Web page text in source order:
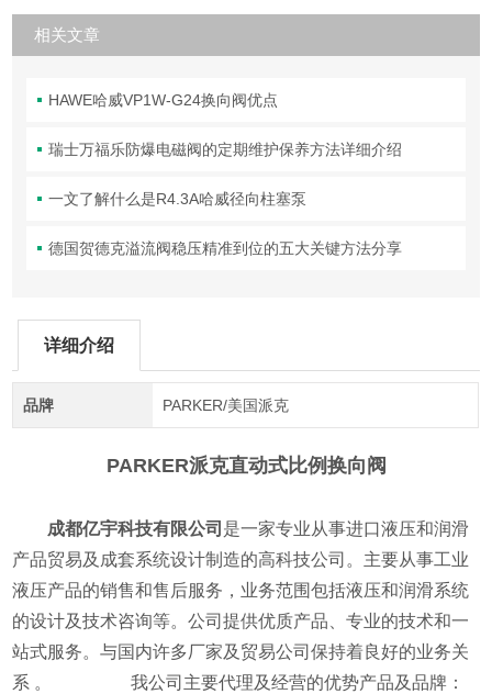
相关文章
HAWE哈威VP1W-G24换向阀优点
瑞士万福乐防爆电磁阀的定期维护保养方法详细介绍
一文了解什么是R4.3A哈威径向柱塞泵
德国贺德克溢流阀稳压精准到位的五大关键方法分享
详细介绍
品牌 PARKER/美国派克
PARKER派克直动式比例换向阀
成都亿宇科技有限公司 是一家专业从事进口液压和润滑
产品贸易及成套系统设计制造的高科技公司。主要从事工业
液压产品的销售和售后服务，业务范围包括液压和润滑系统
的设计及技术咨询等。公司提供优质产品、专业的技术和一
站式服务。与国内许多厂家及贸易公司保持着良好的业务关
系 。我公司主要代理及经营的优势产品及品牌：